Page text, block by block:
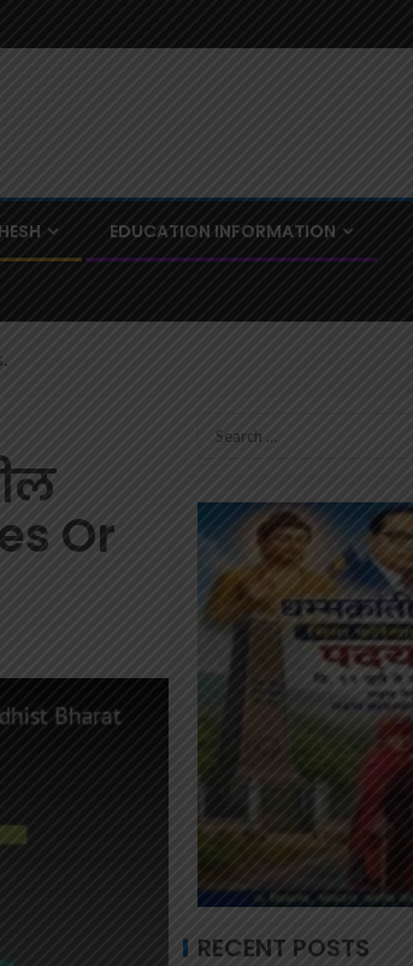
EDUCATION INFORMATION
Or
RECENT POSTS